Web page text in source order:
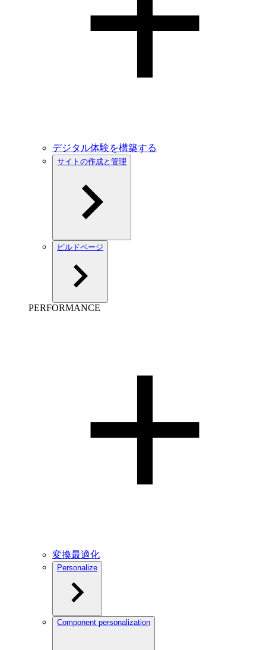
デジタル体験を構築する
サイトの作成と管理
ビルドページ
PERFORMANCE
変換最適化
Personalize
Component personalization